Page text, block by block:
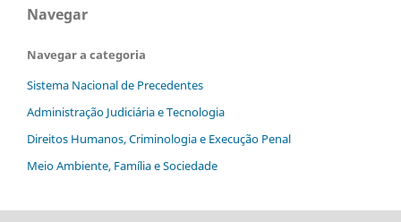
Navegar
Navegar a categoria
Sistema Nacional de Precedentes
Administração Judiciária e Tecnologia
Direitos Humanos, Criminologia e Execução Penal
Meio Ambiente, Família e Sociedade